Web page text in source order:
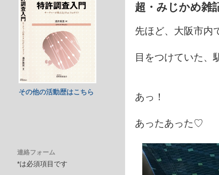
超・みじかめ雑
先ほど、大阪市内
目をつけていた、
あっ！
あったあった♡
その他の活動歴はこちら
連絡フォーム
*は必須項目です